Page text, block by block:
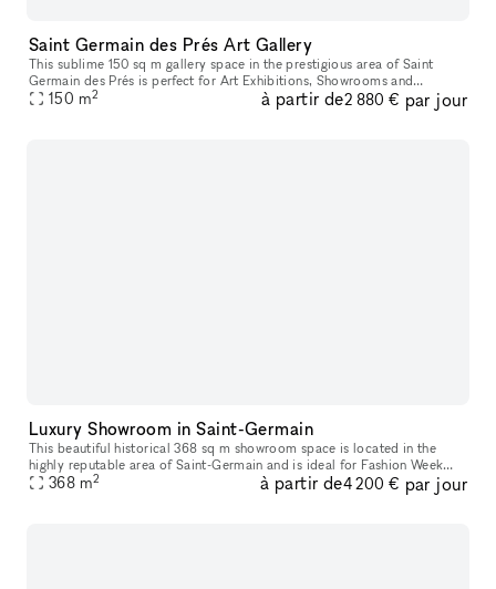
Saint Germain des Prés Art Gallery
This sublime 150 sq m gallery space in the prestigious area of Saint
Germain des Prés is perfect for Art Exhibitions, Showrooms and
Exclusive Sales Events. This space boasts a classic frontage with
150 m2 à partir de2 880 € par jour
Luxury Showroom in Saint-Germain
This beautiful historical 368 sq m showroom space is located in the
highly reputable area of Saint-Germain and is ideal for Fashion Week
showrooms, fashion shows or photoshoots. The interiors here a
368 m2 à partir de4 200 € par jour